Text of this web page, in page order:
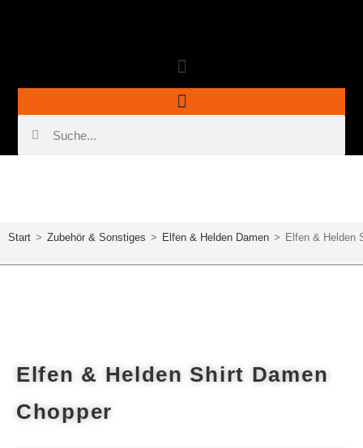
Start > Zubehör & Sonstiges > Elfen & Helden Damen > Elfen & Helden
Elfen & Helden Shirt Damen
Chopper